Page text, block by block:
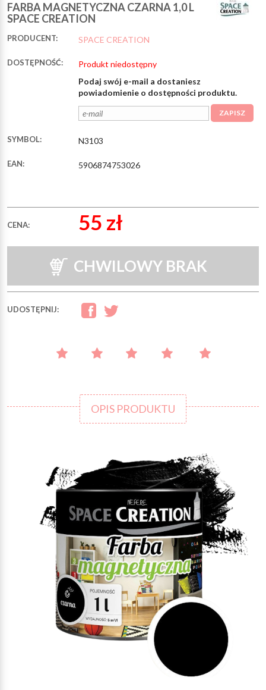
FARBA MAGNETYCZNA CZARNA 1,0 L
SPACE CREATION
PRODUCENT: SPACE CREATION
DOSTĘPNOŚĆ:
Produkt niedostępny
Podaj swój e-mail a dostaniesz
powiadomienie o dostępności produktu.
ZAPISZ
SYMBOL: N3103
EAN: 5906874753026
CENA: 55 zł
CHWILOWY BRAK
UDOSTĘPNIJ:
OPIS PRODUKTU